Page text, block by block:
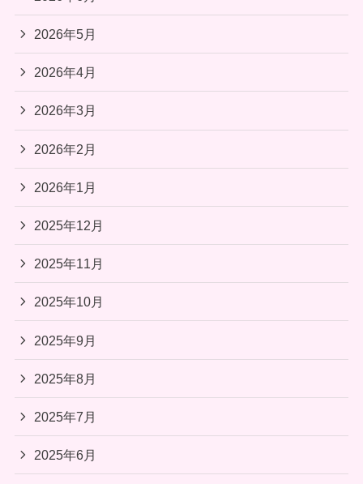
2026年5月
2026年4月
2026年3月
2026年2月
2026年1月
2025年12月
2025年11月
2025年10月
2025年9月
2025年8月
2025年7月
2025年6月